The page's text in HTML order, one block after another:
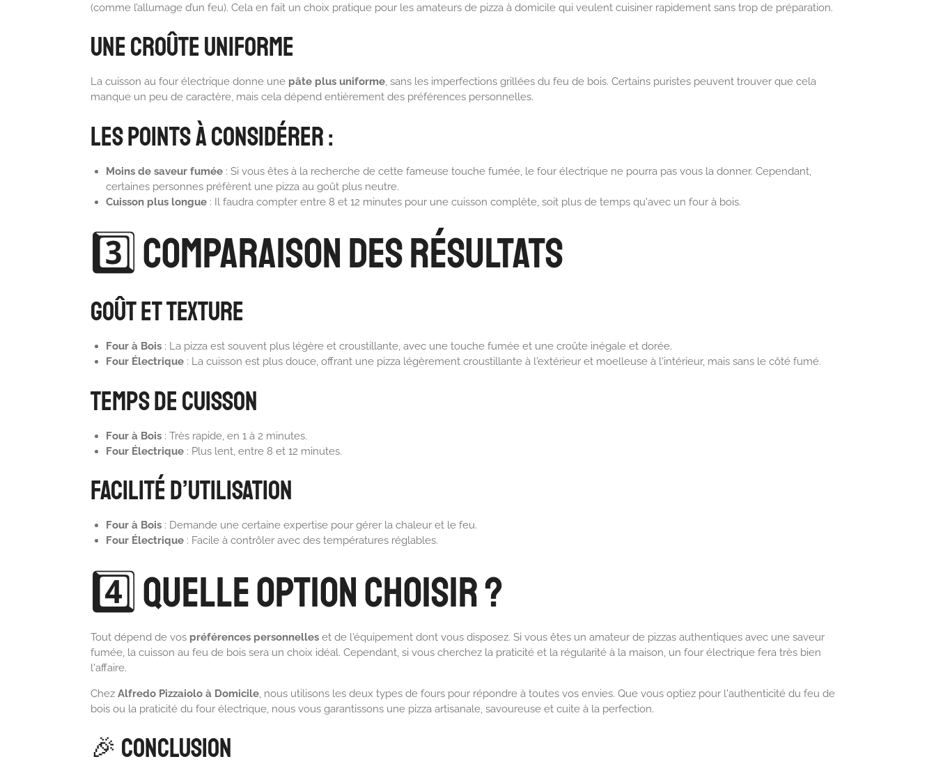
(comme l’allumage d’un feu). Cela en fait un choix pratique pour les amateurs de pizza à domicile qui veulent cuisiner rapidement sans trop de préparation.
Une Croûte Uniforme
La cuisson au four électrique donne une pâte plus uniforme, sans les imperfections grillées du feu de bois. Certains puristes peuvent trouver que cela
manque un peu de caractère, mais cela dépend entièrement des préférences personnelles.
Les Points à Considérer :
Moins de saveur fumée : Si vous êtes à la recherche de cette fameuse touche fumée, le four électrique ne pourra pas vous la donner. Cependant,
certaines personnes préfèrent une pizza au goût plus neutre.
Cuisson plus longue : Il faudra compter entre 8 et 12 minutes pour une cuisson complète, soit plus de temps qu'avec un four à bois.
3️⃣ Comparaison des Résultats
Goût et Texture
Four à Bois : La pizza est souvent plus légère et croustillante, avec une touche fumée et une croûte inégale et dorée.
Four Électrique : La cuisson est plus douce, offrant une pizza légèrement croustillante à l'extérieur et moelleuse à l'intérieur, mais sans le côté fumé.
Temps de Cuisson
Four à Bois : Très rapide, en 1 à 2 minutes.
Four Électrique : Plus lent, entre 8 et 12 minutes.
Facilité d’utilisation
Four à Bois : Demande une certaine expertise pour gérer la chaleur et le feu.
Four Électrique : Facile à contrôler avec des températures réglables.
4️⃣ Quelle Option Choisir ?
Tout dépend de vos préférences personnelleset de l'équipement dont vous disposez. Si vous êtes un amateur de pizzas authentiques avec une saveur
fumée, la cuisson au feu de bois sera un choix idéal. Cependant, si vous cherchez la praticité et la régularité à la maison, un four électrique fera très bien
l'affaire.
Chez Alfredo Pizzaiolo à Domicile, nous utilisons les deux types de fours pour répondre à toutes vos envies. Que vous optiez pour l'authenticité du feu de
bois ou la praticité du four électrique, nous vous garantissons une pizza artisanale, savoureuse et cuite à la perfection.
🎉 Conclusion